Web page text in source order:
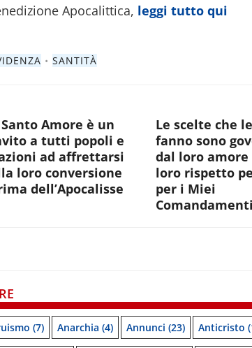
Apocalittica, leggi tutto qui
• SANTITÀ
Amore è un
a tutti popoli e
ad affrettarsi
loro conversione
dell’Apocalisse
Le scelte che
fanno sono
dal loro amore
loro rispetto
per i Miei
Comandamenti
(7) Anarchia (4) Annunci (23) Anticristo